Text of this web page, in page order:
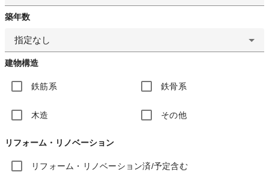
築年数
指定なし
建物構造
鉄筋系 鉄骨系
木造 その他
リフォーム・リノベーション
リフォーム・リノベーション済/予定含む